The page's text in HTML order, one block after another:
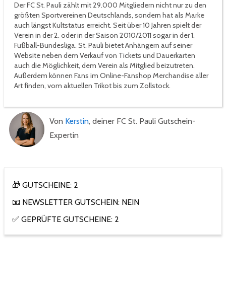
Der FC St. Pauli zählt mit 29.000 Mitgliedern nicht nur zu den
größten Sportvereinen Deutschlands, sondern hat als Marke
auch längst Kultstatus erreicht. Seit über 10 Jahren spielt der
Verein in der 2. oder in der Saison 2010/2011 sogar in der 1.
Fußball-Bundesliga. St. Pauli bietet Anhängern auf seiner
Website neben dem Verkauf von Tickets und Dauerkarten
auch die Möglichkeit, dem Verein als Mitglied beizutreten.
Außerdem können Fans im Online-Fanshop Merchandise aller
Art finden, vom aktuellen Trikot bis zum Zollstock.
Von Kerstin, deiner FC St. Pauli Gutschein-
Expertin
🎁 GUTSCHEINE: 2
📧 NEWSLETTER GUTSCHEIN: NEIN
✅ GEPRÜFTE GUTSCHEINE: 2